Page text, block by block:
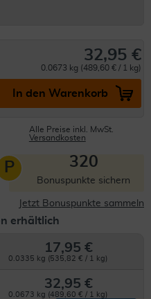
32,95 €
0.0673 kg (489,60 € / 1 kg)
In den Warenkorb
Alle Preise inkl. MwSt.
Versandkosten
P 320
Bonuspunkte sichern
Jetzt Bonuspunkte sammeln
erhältlich
17,95 €
0.0335 kg (535,82 € / 1 kg)
32,95 €
0.0673 kg (489,60 € / 1 kg)